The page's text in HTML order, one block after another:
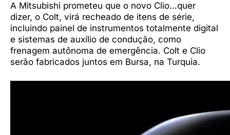
A Mitsubishi prometeu que o novo Clio…quer
dizer, o Colt, virá recheado de itens de série,
incluindo painel de instrumentos totalmente digital
e sistemas de auxílio de condução, como
frenagem autônoma de emergência. Colt e Clio
serão fabricados juntos em Bursa, na Turquia.